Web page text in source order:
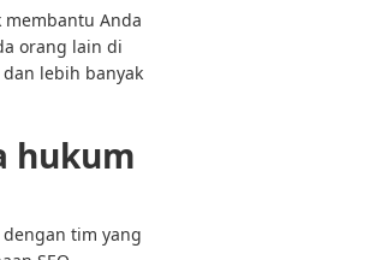
membantu Anda
orang lain di
lebih banyak
hukum
tim yang